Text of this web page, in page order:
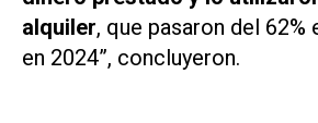
alquiler, que pasaron del 62%
en 2024”, concluyeron.